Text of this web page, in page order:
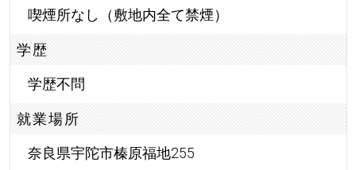
喫煙所なし（敷地内全て禁煙）
学歴
学歴不問
就業場所
奈良県宇陀市榛原福地255